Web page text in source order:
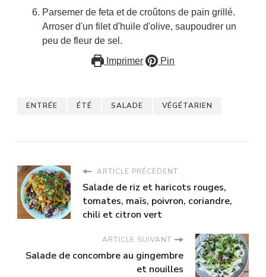
Parsemer de feta et de croûtons de pain grillé.
Arroser d'un filet d'huile d'olive, saupoudrer un
peu de fleur de sel.
Imprimer
Pin
ENTRÉE ÉTÉ SALADE VÉGÉTARIEN
ARTICLE PRÉCÉDENT
Salade de riz et haricots rouges,
tomates, maïs, poivron, coriandre,
chili et citron vert
ARTICLE SUIVANT
Salade de concombre au gingembre
et nouilles